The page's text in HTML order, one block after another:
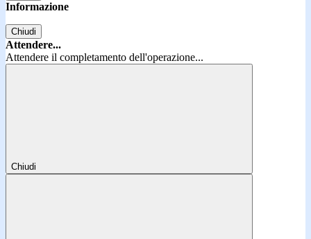
Informazione
Chiudi
Attendere...
Attendere il completamento dell'operazione...
Chiudi